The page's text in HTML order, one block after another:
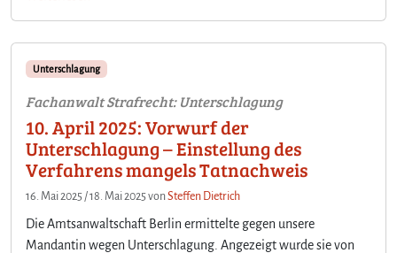
Unterschlagung
Fachanwalt Strafrecht: Unterschlagung
10. April 2025: Vorwurf der
Unterschlagung – Einstellung des
Verfahrens mangels Tatnachweis
16. Mai 2025 /18. Mai 2025vonSteffen Dietrich
Die Amtsanwaltschaft Berlin ermittelte gegen unsere
Mandantin wegen Unterschlagung. Angezeigt wurde sie von